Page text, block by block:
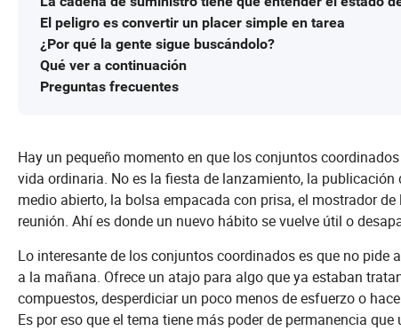
El peligro es convertir un placer simple en tarea
¿Por qué la gente sigue buscándolo?
Qué ver a continuación
Preguntas frecuentes
Hay un pequeño momento en que los conjuntos
vida ordinaria. No es la fiesta de lanzamiento, la
medio abierto, la bolsa empacada con prisa, el mostrador
reunión. Ahí es donde un nuevo hábito se vuelve útil o
Lo interesante de los conjuntos coordinados es que no pide
a la mañana. Ofrece un atajo para algo que ya estaban
compuestos, desperdiciar un poco menos de esfuerzo o
Es por eso que el tema tiene más poder de permanencia